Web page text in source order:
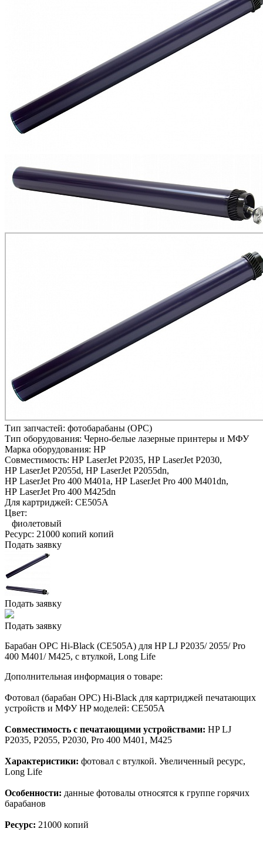
Тип запчастей: фотобарабаны (OPC)
Тип оборудования: Черно-белые лазерные принтеры и МФУ
Марка оборудования: HP
Совместимость: HP LaserJet P2035, HP LaserJet P2030,
HP LaserJet P2055d, HP LaserJet P2055dn,
HP LaserJet Pro 400 M401a, HP LaserJet Pro 400 M401dn,
HP LaserJet Pro 400 M425dn
Для картриджей: CE505A
Цвет:
фиолетовый
Ресурс: 21000 копий копий
Подать заявку
Подать заявку
Подать заявку
Барабан OPC Hi-Black (CE505A) для HP LJ P2035/ 2055/ Pro
400 M401/ M425, с втулкой, Long Life
Дополнительная информация о товаре:
Фотовал (барабан OPC) Hi-Black для картриджей печатающих
устройств и МФУ HP моделей: CE505A
Совместимость с печатающими устройствами: HP LJ
P2035, P2055, P2030, Pro 400 M401, M425
Характеристики: фотовал с втулкой. Увеличенный ресурс,
Long Life
Особенности: данные фотовалы относятся к группе горячих
барабанов
Ресурс: 21000 копий